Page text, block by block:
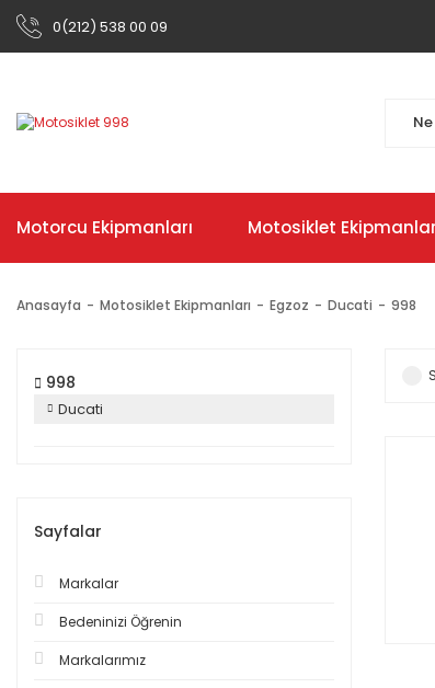
0(212) 538 00 09
Motorcu Ekipmanları Motosiklet
Anasayfa Motosiklet Ekipmanları Egzoz Ducati 998
998
Ducati
Sayfalar
Markalar
Bedeninizi Öğrenin
Markalarımız